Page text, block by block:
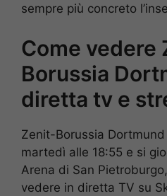
sempre più concreto
Come vedere
Borussia
diretta tv e
Zenit-Borussia
martedì alle 18:55 e si
Arena di San
vedere in diretta TV su